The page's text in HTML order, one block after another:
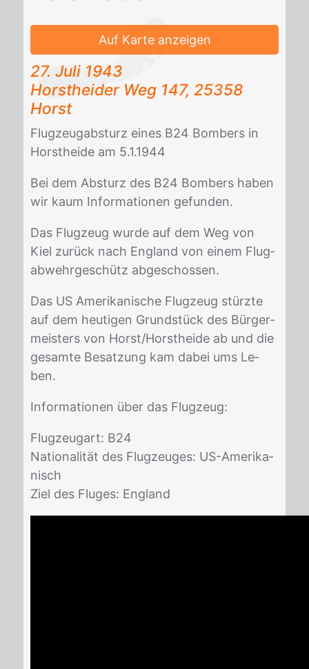
Auf Karte anzeigen
27. Juli 1943
Horst­hei­der Weg 147, 25358
Horst
Flug­zeug­ab­sturz ei­nes B24 Bom­bers in
Horst­hei­de am 5.1.1944
Bei dem Ab­sturz des B24 Bom­bers ha­ben
wir kaum In­for­ma­tio­nen ge­fun­den.
Das Flug­zeug wur­de auf dem Weg von
Kiel zu­rück nach Eng­land von ei­nem Flug­
ab­wehr­ge­schütz ab­ge­schos­sen.
Das US Ame­ri­ka­ni­sche Flug­zeug stürz­te
auf dem heu­ti­gen Grund­stück des Bür­ger­
meis­ters von Horst/​Horst­hei­de ab und die
ge­sam­te Be­sat­zung kam da­bei ums Le­
ben.
In­for­ma­tio­nen über das Flug­zeug:
Flug­zeugart: B24
Na­tio­na­li­tät des Flug­zeu­ges: US-Ame­ri­ka­
nisch
Ziel des Flu­ges: Eng­land